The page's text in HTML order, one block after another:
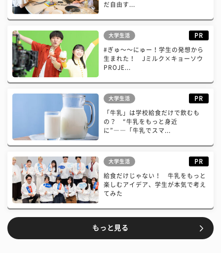
だ自由す...
大学生活 PR
#ぎゅ〜〜にゅー！学生の発想から
生まれた！ Jミルク×キョーソウ
PROJE...
大学生活 PR
「牛乳」は学校給食だけで飲むも
の？ “牛乳をもっと身近
に”――「牛乳でスマ...
大学生活 PR
給食だけじゃない！ 牛乳をもっと
楽しむアイデア、学生が本気で考え
てみた
もっと見る